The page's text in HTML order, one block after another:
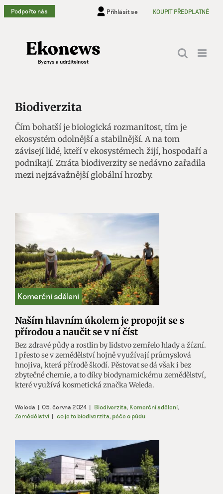
Přeskočit
na
Podpořte nás Přihlásit se KOUPIT PŘEDPLATNÉ
Biodiverzita
Čím bohatší je biologická rozmanitost, tím je
ekosystém odolnější a stabilnější. A na tom
závisejí lidé, kteří v ekosystémech žijí, hospodaří a
podnikají. Ztráta biodiverzity se nedávno zařadila
mezi nejzávažnější globální hrozby.
Naším hlavním úkolem je propojit se s
přírodou a naučit se v ní číst
Bez zdravé půdy a rostlin by lidstvo zemřelo hlady a žízní.
I přesto se v zemědělství hojně využívají průmyslová
hnojiva, která přírodě škodí. Pěstovat se dá však i bez
zbytečné chemie, a to díky biodynamickému zemědělství,
které využívá kosmetická značka Weleda.
Weleda | 05. června 2024 | Biodiverzita Komerční sdělení,
Zemědělství | co je to biodiverzita péče o půdu